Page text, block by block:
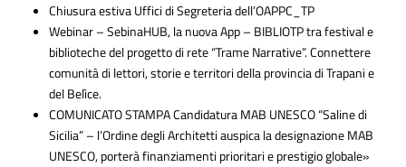
Chiusura estiva Uffici di Segreteria dell’OAPPC_TP
Webinar – SebinaHUB, la nuova App – BIBLIOTP tra festival e
biblioteche del progetto di rete “Trame Narrative”. Connettere
comunità di lettori, storie e territori della provincia di Trapani e
del Belìce.
COMUNICATO STAMPA Candidatura MAB UNESCO “Saline di
Sicilia” – l’Ordine degli Architetti auspica la designazione MAB
UNESCO, porterà finanziamenti prioritari e prestigio globale»